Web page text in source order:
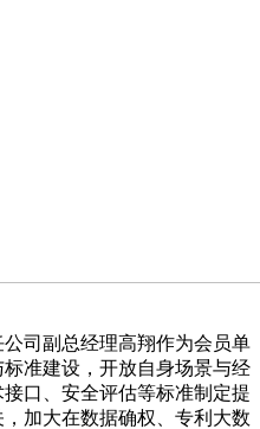
司副总经理高翔作为会员单
准建设，开放自身场景与经
口、安全评估等标准制定提
加大在数据确权、专利大数